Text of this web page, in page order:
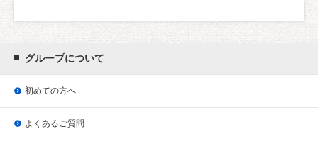
グループについて
初めての方へ
よくあるご質問